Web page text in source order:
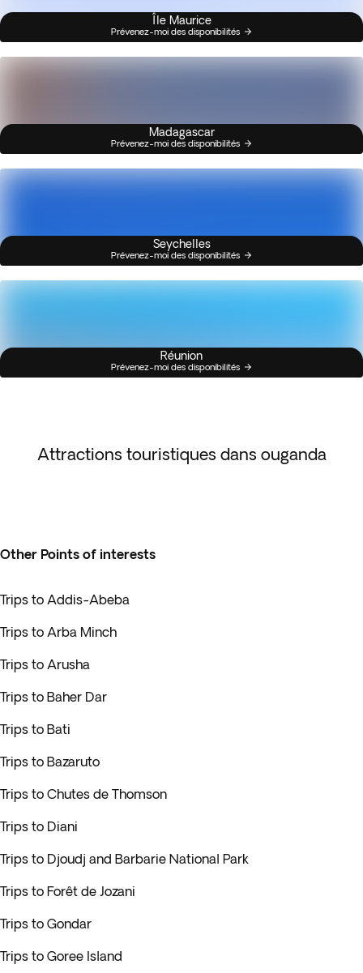
Île Maurice
Prévenez-moi des disponibilités
Madagascar
Prévenez-moi des disponibilités
Seychelles
Prévenez-moi des disponibilités
Réunion
Prévenez-moi des disponibilités
Attractions touristiques dans ouganda
Other Points of interests
Trips to Addis-Abeba
Trips to Arba Minch
Trips to Arusha
Trips to Baher Dar
Trips to Bati
Trips to Bazaruto
Trips to Chutes de Thomson
Trips to Diani
Trips to Djoudj and Barbarie National Park
Trips to Forêt de Jozani
Trips to Gondar
Trips to Goree Island